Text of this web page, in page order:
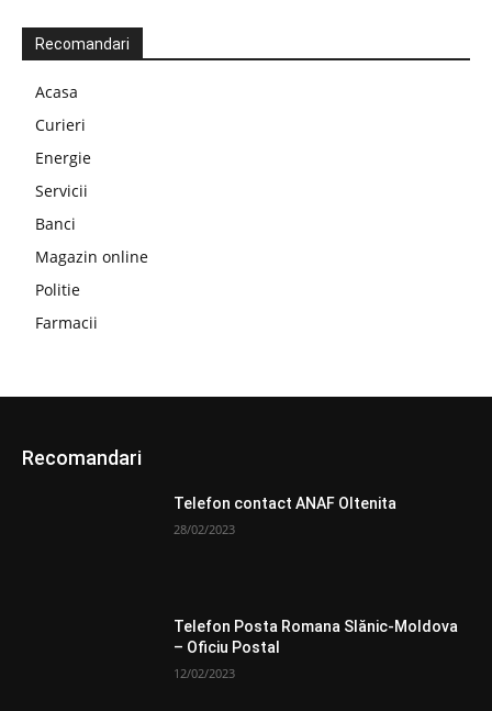
Recomandari
Acasa
Curieri
Energie
Servicii
Banci
Magazin online
Politie
Farmacii
Recomandari
Telefon contact ANAF Oltenita
28/02/2023
Telefon Posta Romana Slănic-Moldova
– Oficiu Postal
12/02/2023